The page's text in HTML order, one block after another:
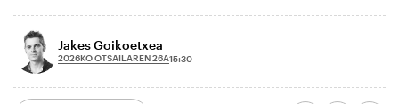
Jakes Goikoetxea
2026KO OTSAILAREN 26A15:30